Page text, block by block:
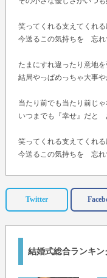
笑ってくれる支えてくれ
今送るこの気持ちを 忘れ
たまにすれ違ったり意地
結局やっぱめっちゃ大事
当たり前でも当たり前じ
いつまでも『幸せ』だと
笑ってくれる支えてくれ
今送るこの気持ちを 忘れ
どんなときも変わらない
今日明日も明後日も そ
Twitter
結婚式総合ランキン